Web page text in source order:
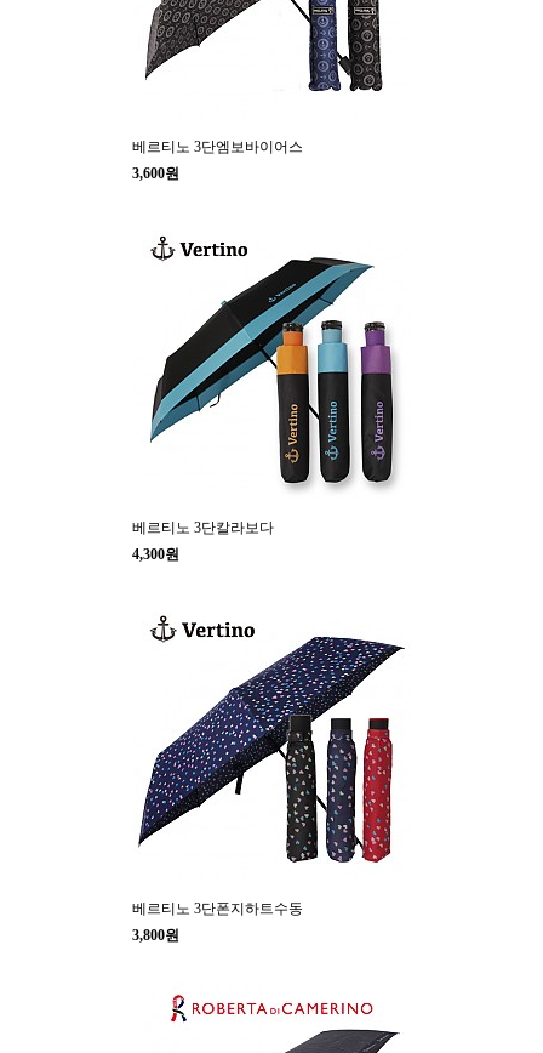
베르티노 3단엠보바이어스
3,600원
베르티노 3단칼라보다
4,300원
베르티노 3단폰지하트수동
3,800원